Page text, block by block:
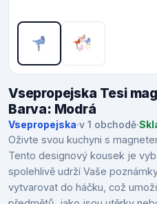
Vsepropejska Tesi
Barva: Modrá
Vsepropejska·v 1 obchodě·
Oživte svou kuchyni s
Tento designový kousek je
spolehlivě udrží Vaše
vytvarovat do háčku, což